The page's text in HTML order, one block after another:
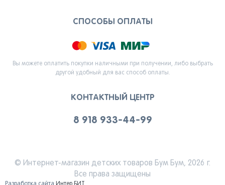
СПОСОБЫ ОПЛАТЫ
Вы можете оплатить покупки наличными при получении, либо выбрать
другой удобный для вас способ оплаты.
КОНТАКТНЫЙ ЦЕНТР
8 918 933-44-99
© Интернет-магазин детских товаров Бум Бум, 2026 г.
Все права защищены